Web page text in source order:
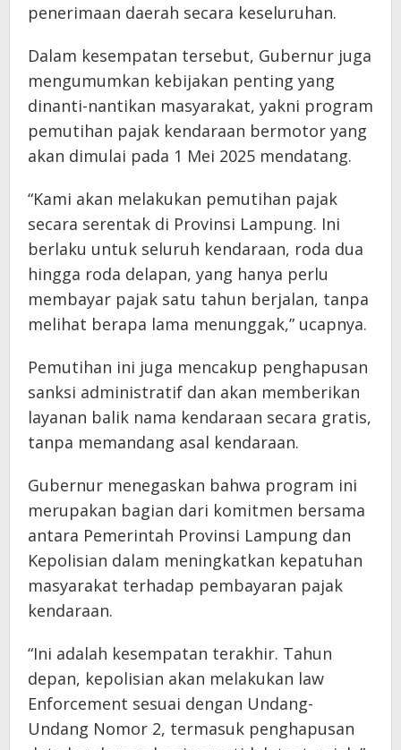
penerimaan daerah secara keseluruhan.
Dalam kesempatan tersebut, Gubernur juga
mengumumkan kebijakan penting yang
dinanti-nantikan masyarakat, yakni program
pemutihan pajak kendaraan bermotor yang
akan dimulai pada 1 Mei 2025 mendatang.
“Kami akan melakukan pemutihan pajak
secara serentak di Provinsi Lampung. Ini
berlaku untuk seluruh kendaraan, roda dua
hingga roda delapan, yang hanya perlu
membayar pajak satu tahun berjalan, tanpa
melihat berapa lama menunggak,” ucapnya.
Pemutihan ini juga mencakup penghapusan
sanksi administratif dan akan memberikan
layanan balik nama kendaraan secara gratis,
tanpa memandang asal kendaraan.
Gubernur menegaskan bahwa program ini
merupakan bagian dari komitmen bersama
antara Pemerintah Provinsi Lampung dan
Kepolisian dalam meningkatkan kepatuhan
masyarakat terhadap pembayaran pajak
kendaraan.
“Ini adalah kesempatan terakhir. Tahun
depan, kepolisian akan melakukan law
Enforcement sesuai dengan Undang-
Undang Nomor 2, termasuk penghapusan